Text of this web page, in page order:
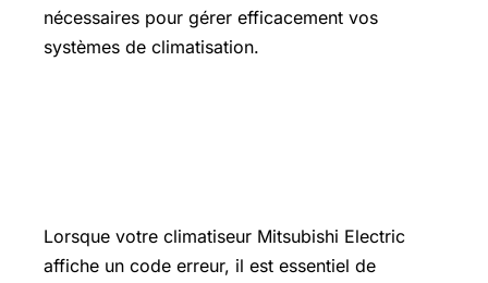
nécessaires pour gérer efficacement vos
systèmes de climatisation.
Lorsque votre climatiseur Mitsubishi Electric
affiche un code erreur, il est essentiel de